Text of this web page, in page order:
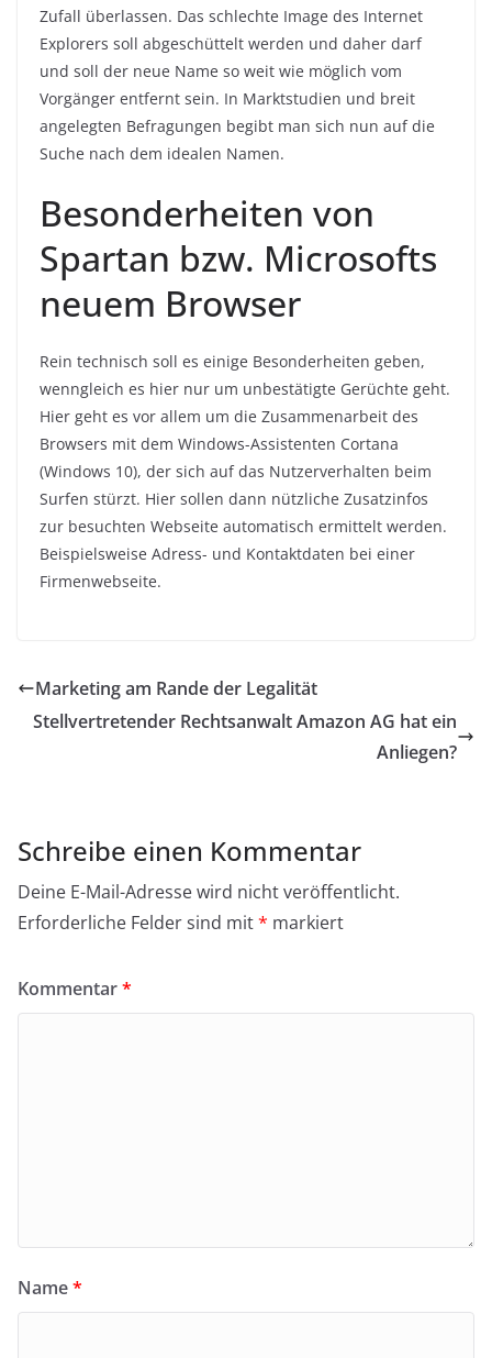
Zufall überlassen. Das schlechte Image des Internet
Explorers soll abgeschüttelt werden und daher darf
und soll der neue Name so weit wie möglich vom
Vorgänger entfernt sein. In Marktstudien und breit
angelegten Befragungen begibt man sich nun auf die
Suche nach dem idealen Namen.
Besonderheiten von
Spartan bzw. Microsofts
neuem Browser
Rein technisch soll es einige Besonderheiten geben,
wenngleich es hier nur um unbestätigte Gerüchte geht.
Hier geht es vor allem um die Zusammenarbeit des
Browsers mit dem Windows-Assistenten Cortana
(Windows 10), der sich auf das Nutzerverhalten beim
Surfen stürzt. Hier sollen dann nützliche Zusatzinfos
zur besuchten Webseite automatisch ermittelt werden.
Beispielsweise Adress- und Kontaktdaten bei einer
Firmenwebseite.
Marketing am Rande der Legalität
Stellvertretender Rechtsanwalt Amazon AG hat ein
Anliegen?
Schreibe einen Kommentar
Deine E-Mail-Adresse wird nicht veröffentlicht.
Erforderliche Felder sind mit* markiert
Kommentar*
Name*